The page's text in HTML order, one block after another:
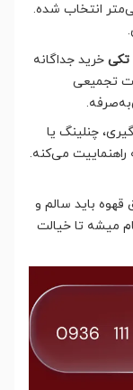
برای کاربر دستگاه خانگی 51 میلی‌متر انتخاب شده.
تکی خرید جداگانه
تجمیعی
چنلینگ یا
راهنماییت می‌کنه.
قهوه باید سالم و
میشه تا خیالت